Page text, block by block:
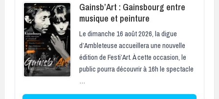
Gainsb’Art : Gainsbourg entre
musique et peinture
Le dimanche 16 août 2026, la digue
d’Ambleteuse accueillera une nouvelle
édition de Festi’Art. À cette occasion, le
public pourra découvrir à 16h le spectacle
…